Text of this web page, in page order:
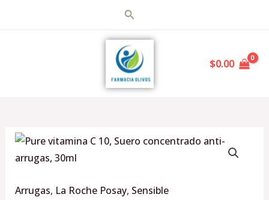
Buscar
$0.00
Arrugas, La Roche Posay, Sensible
Pure
vitamina
10,